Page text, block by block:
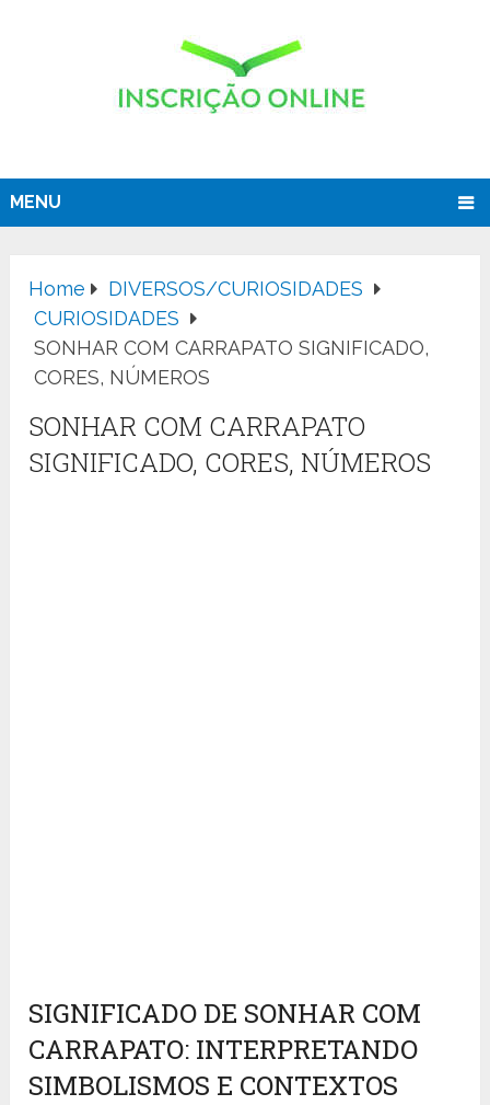
MENU
Home
DIVERSOS/CURIOSIDADES
CURIOSIDADES
SONHAR COM CARRAPATO SIGNIFICADO,
CORES, NÚMEROS
SONHAR COM CARRAPATO
SIGNIFICADO, CORES, NÚMEROS
SIGNIFICADO DE SONHAR COM
CARRAPATO: INTERPRETANDO
SIMBOLISMOS E CONTEXTOS